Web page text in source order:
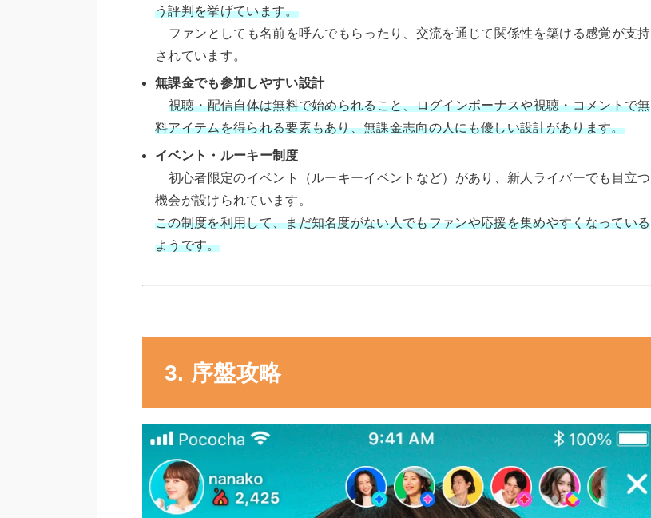
う評判を挙げています。
ファンとしても名前を呼んでもらったり、交流を通じて関係性を築ける感覚が支持
されています。
無課金でも参加しやすい設計
視聴・配信自体は無料で始められること、ログインボーナスや視聴・コメントで無
料アイテムを得られる要素もあり、無課金志向の人にも優しい設計があります。
イベント・ルーキー制度
初心者限定のイベント（ルーキーイベントなど）があり、新人ライバーでも目立つ
機会が設けられています。
この制度を利用して、まだ知名度がない人でもファンや応援を集めやすくなっている
ようです。
3. 序盤攻略